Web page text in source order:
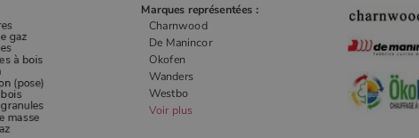
Marques représentées :
Charnwood
De Manincor
Okofen
Wanders
Westbo
Voir plus